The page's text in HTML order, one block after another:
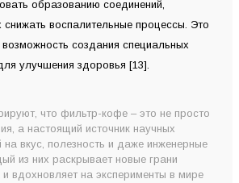
образованию соединений,
снижать воспалительные процессы. Это
возможность создания специальных
улучшения здоровья [13].
что фильтр-кофе – это не просто
а настоящий источник научных
вкус, полезность и даже инженерные
из них раскрывает новые грани
и вдохновляет на эксперименты в мире